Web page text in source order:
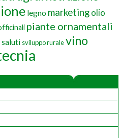
legno marketingolio
piante ornamentali
saluti sviluppo ruralevino